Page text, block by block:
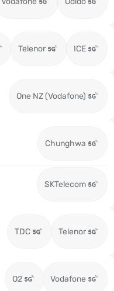
Telenor ICE
One NZ (Vodafone)
Chunghwa
SKTelecom
TDC Telenor
O2 Vodafone